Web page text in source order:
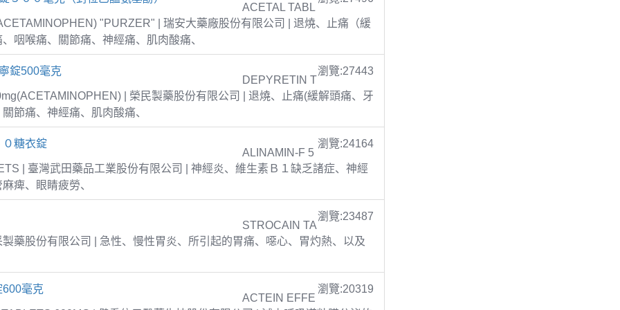
ACETAL TABL
"PURZER" | 瑞安大藥廠股份有限公司 | 退燒、止痛（緩
咽喉痛、關節痛、神經痛、肌肉酸痛、
錠500毫克 瀏覽:27443
DEPYRETIN T
| 榮民製藥股份有限公司 | 退燒、止痛(緩解頭痛、牙
節痛、神經痛、肌肉酸痛、
糖衣錠 瀏覽:24164
ALINAMIN-F 5
| 臺灣武田藥品工業股份有限公司 | 神經炎、維生素Ｂ１缺乏諸症、神經
痺、眼睛疲勞、
瀏覽:23487
STROCAIN TA
藥股份有限公司 | 急性、慢性胃炎、所引起的胃痛、噁心、胃灼熱、以及
600毫克 瀏覽:20319
ACTEIN EFFE